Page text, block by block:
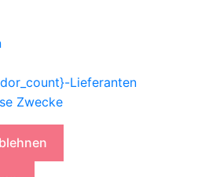
Lieferanten
Zwecke